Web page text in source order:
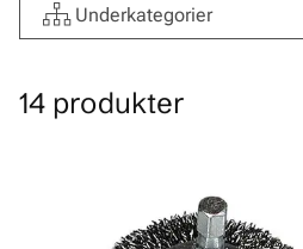
Underkategorier
14 produkter